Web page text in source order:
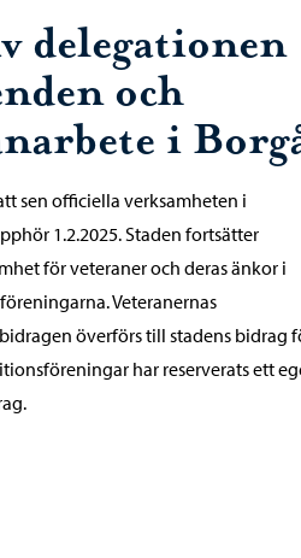
delegationen
och
i
sen officiella verksamheten i
1.2.2025. Staden fortsätter
för veteraner och deras änkor i
Veteranernas
överförs till stadens bidrag
har reserverats ett